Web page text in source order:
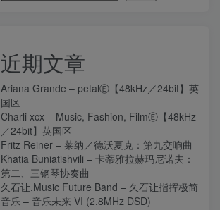
近期文章
Ariana Grande – petalⒺ【48kHz／24bit】英
国区
Charli xcx – Music, Fashion, FilmⒺ【48kHz
／24bit】英国区
Fritz Reiner – 莱纳／德沃夏克：第九交响曲
Khatia Buniatishvili – 卡蒂雅拉赫玛尼诺夫：
第二、三钢琴协奏曲
久石让,Music Future Band – 久石让指挥极简
音乐 – 音乐未来 VI (2.8MHz DSD)